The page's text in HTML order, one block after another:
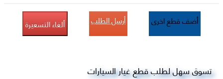
أضف قطع اخرى أرسل الطلب ألغاء التسعيرة
تسوق سهل لطلب قطع غيار السيارات